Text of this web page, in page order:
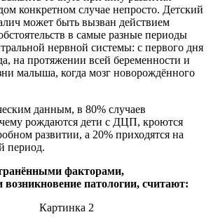
конкретном случае непросто. Детский
может быть вызван действием
в самые разные периоды
нервной системы: с первого дня
на протяжении всей беременности и
малыша, когда мозг новорождённого
данным, в 80% случаев
рождаются дети с ДЦП, кроются
развитии, а 20% приходятся на
период.
факторами,
патологии, считают: